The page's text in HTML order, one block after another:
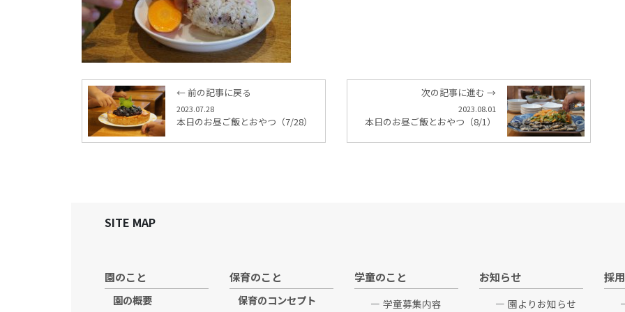
← 前の記事に戻る
2023.07.28
本日のお昼ご飯とおやつ（7/28）
次の記事に進む →
2023.08.01
本日のお昼ご飯とおやつ（8/1）
SITE MAP
園のこと
園の概要
保育のこと
保育のコンセプト
学童のこと
学童募集内容
お知らせ
園よりお知らせ
採